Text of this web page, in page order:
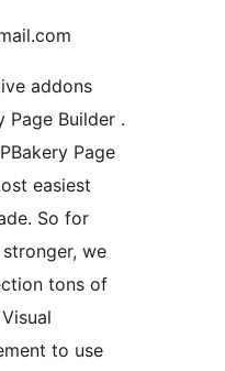
addons
Page Builder .
Page
easiest
So for
we
tons of
to use